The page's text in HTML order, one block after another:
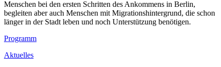
Menschen bei den ersten Schritten des Ankommens in Berlin,
begleiten aber auch Menschen mit Migrationshintergrund, die schon
länger in der Stadt leben und noch Unterstützung benötigen.
Footer
Inhalt
Programm
Aktuelles